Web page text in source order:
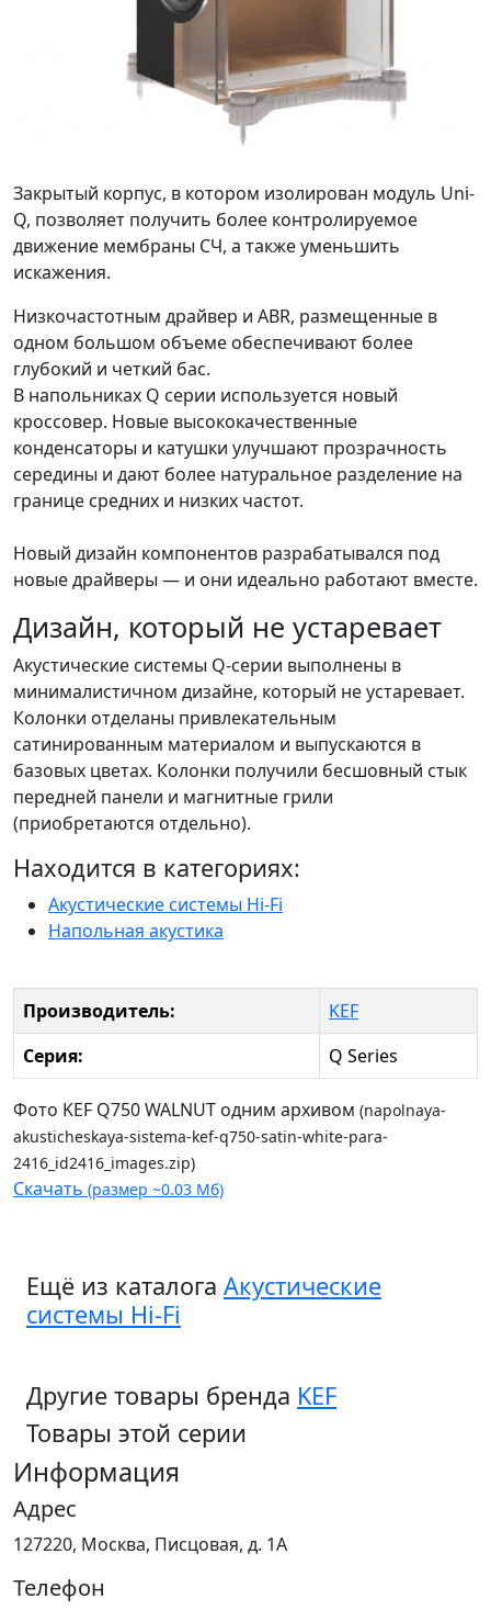
Закрытый корпус, в котором изолирован модуль Uni-
Q, позволяет получить более контролируемое
движение мембраны СЧ, а также уменьшить
искажения.
Низкочастотным драйвер и ABR, размещенные в
одном большом объеме обеспечивают более
глубокий и четкий бас.
В напольниках Q серии используется новый
кроссовер. Новые высококачественные
конденсаторы и катушки улучшают прозрачность
середины и дают более натуральное разделение на
границе средних и низких частот.
Новый дизайн компонентов разрабатывался под
новые драйверы — и они идеально работают вместе.
Дизайн, который не устаревает
Акустические системы Q-серии выполнены в
минималистичном дизайне, который не устаревает.
Колонки отделаны привлекательным
сатинированным материалом и выпускаются в
базовых цветах. Колонки получили бесшовный стык
передней панели и магнитные грили
(приобретаются отдельно).
Находится в категориях:
Акустические системы Hi-Fi
Напольная акустика
Производитель:
KEF
Серия:
Q Series
Фото KEF Q750 WALNUT одним архивом (napolnaya-
akusticheskaya-sistema-kef-q750-satin-white-para-
2416_id2416_images.zip)
Скачать (размер ~0.03 Мб)
Ещё из каталога Акустические
системы Hi-Fi
Другие товары бренда KEF
Товары этой серии
Информация
Адрес
127220, Москва, Писцовая, д. 1А
Телефон